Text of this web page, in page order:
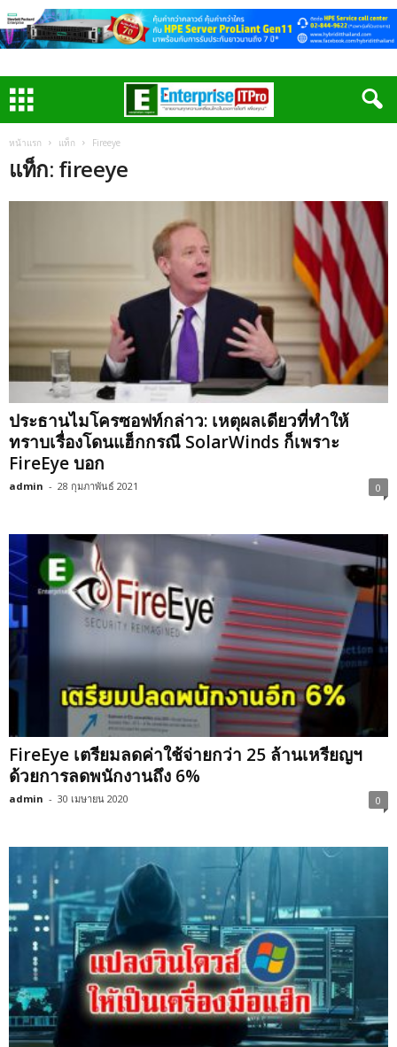
หน้าแรก แท็ก Fireeye
แท็ก: fireeye
ประธานไมโครซอฟท์กล่าว: เหตุผลเดียวที่ทำให้
ทราบเรื่องโดนแฮ็กกรณี SolarWinds ก็เพราะ
FireEye บอก
admin - 28 กุมภาพันธ์ 2021 0
FireEye เตรียมลดค่าใช้จ่ายกว่า 25 ล้านเหรียญฯ
ด้วยการลดพนักงานถึง 6%
admin - 30 เมษายน 2020 0